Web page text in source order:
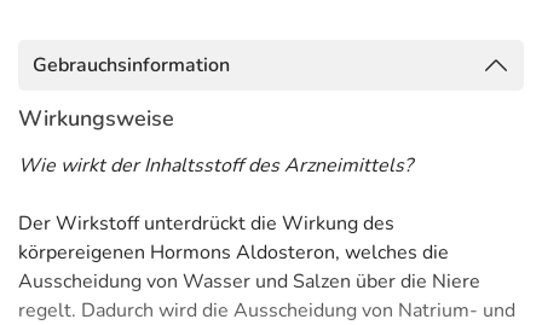
Gebrauchsinformation
Wirkungsweise
Wie wirkt der Inhaltsstoff des Arzneimittels?
Der Wirkstoff unterdrückt die Wirkung des
körpereigenen Hormons Aldosteron, welches die
Ausscheidung von Wasser und Salzen über die Niere
regelt. Dadurch wird die Ausscheidung von Natrium- und